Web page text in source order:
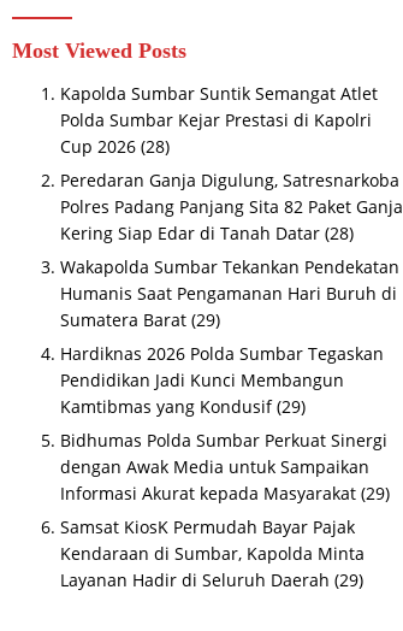
Most Viewed Posts
Kapolda Sumbar Suntik Semangat Atlet
Polda Sumbar Kejar Prestasi di Kapolri
Cup 2026 (28)
Peredaran Ganja Digulung, Satresnarkoba
Polres Padang Panjang Sita 82 Paket Ganja
Kering Siap Edar di Tanah Datar (28)
Wakapolda Sumbar Tekankan Pendekatan
Humanis Saat Pengamanan Hari Buruh di
Sumatera Barat (29)
Hardiknas 2026 Polda Sumbar Tegaskan
Pendidikan Jadi Kunci Membangun
Kamtibmas yang Kondusif (29)
Bidhumas Polda Sumbar Perkuat Sinergi
dengan Awak Media untuk Sampaikan
Informasi Akurat kepada Masyarakat (29)
Samsat KiosK Permudah Bayar Pajak
Kendaraan di Sumbar, Kapolda Minta
Layanan Hadir di Seluruh Daerah (29)